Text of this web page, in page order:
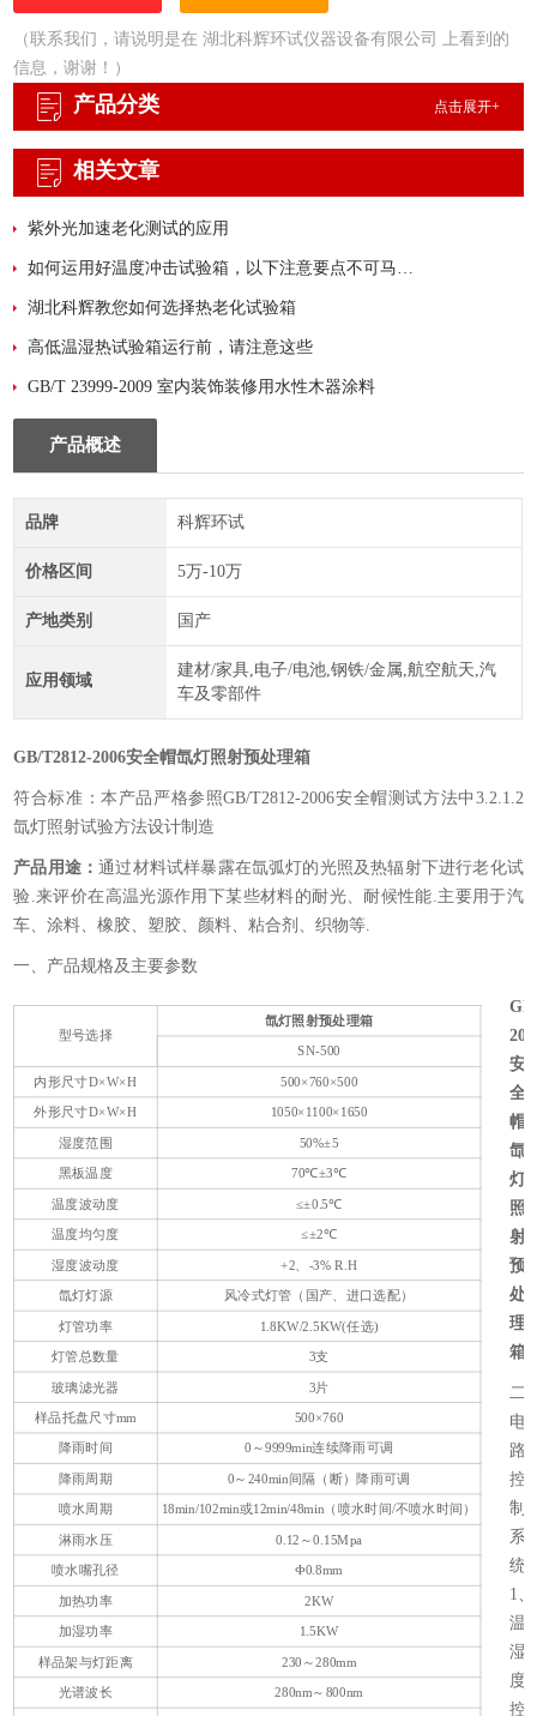
（联系我们，请说明是在 湖北科辉环试仪器设备有限公司 上看到的
信息，谢谢！）
产品分类 点击展开+
相关文章
紫外光加速老化测试的应用
如何运用好温度冲击试验箱，以下注意要点不可马虎！
湖北科辉教您如何选择热老化试验箱
高低温湿热试验箱运行前，请注意这些
GB/T 23999-2009 室内装饰装修用水性木器涂料
产品概述
品牌 科辉环试
价格区间 5万-10万
产地类别 国产
应用领域
建材/家具,电子/电池,钢铁/金属,航空航天,汽
车及零部件
GB/T2812-2006安全帽氙灯照射预处理箱
符合标准：本产品严格参照GB/T2812-2006安全帽测试方法中3.2.1.2
氙灯照射试验方法设计制造
产品用途：通过材料试样暴露在氙弧灯的光照及热辐射下进行老化试
验.来评价在高温光源作用下某些材料的耐光、耐候性能.主要用于汽
车、涂料、橡胶、塑胶、颜料、粘合剂、织物等.
一、产品规格及主要参数
型号选择
氙灯照射预处理箱
SN-500
内形尺寸D×W×H
500×760×500
外形尺寸D×W×H
1050×1100×1650
湿度范围
50%±5
黑板温度
70℃±3℃
温度波动度
≤±0.5℃
温度均匀度
≤±2℃
湿度波动度
+2、-3% R.H
氙灯灯源
风冷式灯管（国产、进口选配）
灯管功率
1.8KW/2.5KW(任选)
灯管总数量
3支
玻璃滤光器
3片
样品托盘尺寸mm
500×760
降雨时间
0～9999min连续降雨可调
降雨周期
0～240min间隔（断）降雨可调
喷水周期
18min/102min或12min/48min（喷水时间/不喷水时间）
淋雨水压
0.12～0.15Mpa
喷水嘴孔径
Ф0.8mm
加热功率
2KW
加湿功率
1.5KW
样品架与灯距离
230～280mm
光谱波长
280nm～800nm
安
全
帽
氙
灯
照
射
预
处
理
箱
二
电
路
控
制
系
统
1、
温
湿
度
控